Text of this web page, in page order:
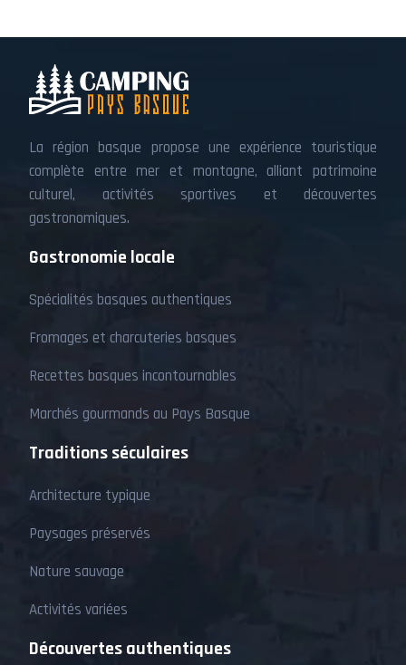
La région basque propose une expérience touristique
complète entre mer et montagne, alliant patrimoine
culturel, activités sportives et découvertes
gastronomiques.
Gastronomie locale
Spécialités basques authentiques
Fromages et charcuteries basques
Recettes basques incontournables
Marchés gourmands au Pays Basque
Traditions séculaires
Architecture typique
Paysages préservés
Nature sauvage
Activités variées
Découvertes authentiques